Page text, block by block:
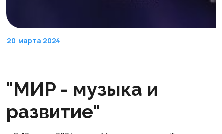
20 марта 2024
"МИР - музыка и
развитие"